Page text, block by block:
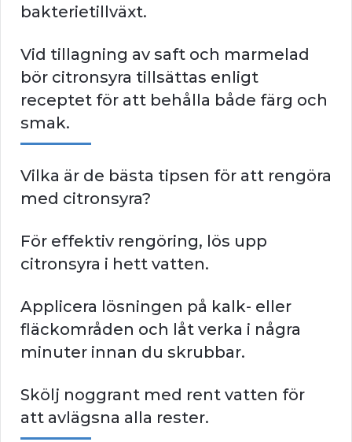
bakterietillväxt.
Vid tillagning av saft och marmelad
bör citronsyra tillsättas enligt
receptet för att behålla både färg och
smak.
Vilka är de bästa tipsen för att rengöra
med citronsyra?
För effektiv rengöring, lös upp
citronsyra i hett vatten.
Applicera lösningen på kalk- eller
fläckområden och låt verka i några
minuter innan du skrubbar.
Skölj noggrant med rent vatten för
att avlägsna alla rester.